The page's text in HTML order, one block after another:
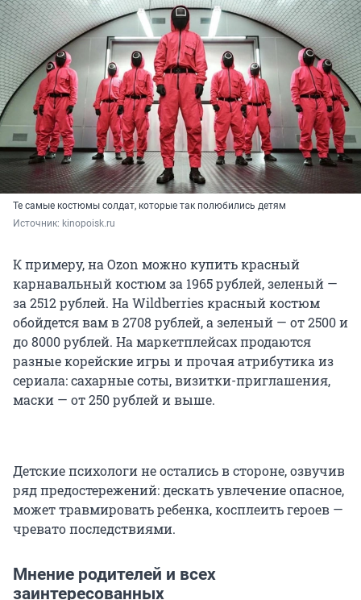
Те самые костюмы солдат, которые так полюбились детям
Источник: kinopoisk.ru
К примеру, на Ozon можно купить красный
карнавальный костюм за 1965 рублей, зеленый —
за 2512 рублей. На Wildberries красный костюм
обойдется вам в 2708 рублей, а зеленый — от 2500 и
до 8000 рублей. На маркетплейсах продаются
разные корейские игры и прочая атрибутика из
сериала: сахарные соты, визитки-приглашения,
маски — от 250 рублей и выше.
Детские психологи не остались в стороне, озвучив
ряд предостережений: дескать увлечение опасное,
может травмировать ребенка, косплеить героев —
чревато последствиями.
Мнение родителей и всех
заинтересованных